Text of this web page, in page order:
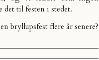
til festen i stedet.
bryllupsfest flere år senere?